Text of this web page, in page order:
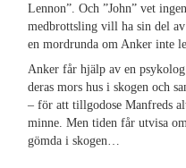
Lennon”. Och ”John” vet
medbrottsling vill ha sin del
en mordrunda om Anker inte
Anker får hjälp av en
deras mors hus i skogen och
– för att tillgodose Manfreds
minne. Men tiden får utvisa
gömda i skogen…